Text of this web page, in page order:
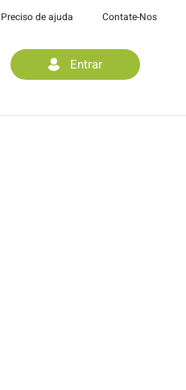
Preciso de ajuda Contate-Nos
Entrar